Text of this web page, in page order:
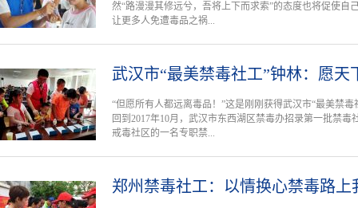
然“路漫漫其修远兮，吾将上下而求索”的态度也将促使自
让更多人免遭毒品之祸...
武汉市“最美禁毒社工”钟林：愿天
“但愿所有人都远离毒品！”这是刚刚获得武汉市“最美禁
回到2017年10月，武汉市东西湖区禁毒办招录第一批禁
戒毒社区的一名专职禁...
郑州禁毒社工：以情换心禁毒路上